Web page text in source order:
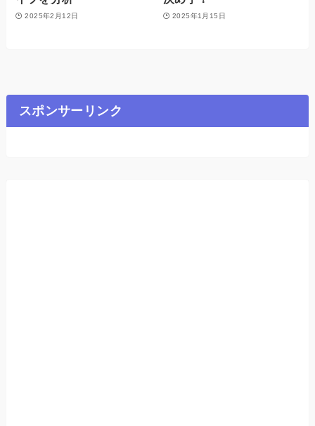
2025年2月12日 2025年1月15日
スポンサーリンク